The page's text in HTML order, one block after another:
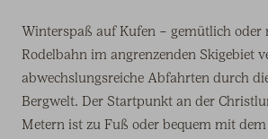
Winterspaß auf Kufen – gemütlich oder
Rodelbahn im angrenzenden Skigebiet
abwechslungsreiche Abfahrten durch
Bergwelt. Der Startpunkt an der
Metern ist zu Fuß oder bequem mit